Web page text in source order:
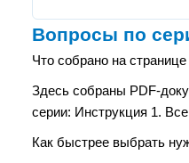
Вопросы по
Что собрано на
Здесь собраны PDF-
серии: Инструкция 1.
Как быстрее выбрать